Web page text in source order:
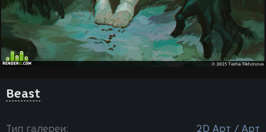
Beast
Тип галереи: 2D Арт / Арт